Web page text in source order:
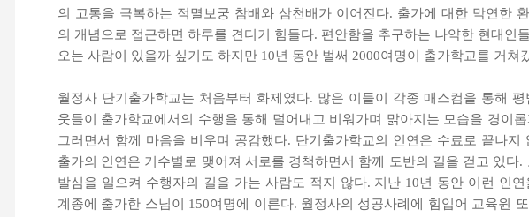
의 고통을 극복하는 적멸보궁 참배와 삼천배가 이어진다. 출가에 대한 막연한
의 개념으로 접근하면 하루를 견디기 힘들다. 편안함을 추구하는 나약한 현대인
오는 사람이 있을까 싶기도 하지만 10년 동안 벌써 2000여명이 출가학교를 거쳐
월정사 단기출가학교는 처음부터 화제였다. 많은 이들이 각종 매스컴을 통해 평
웃들이 출가학교에서의 수행을 통해 덜어내고 비워가며 맑아지는 모습을 경이
그러면서 함께 마음을 비우며 공감했다. 단기출가학교의 인연은 수료로 끝나지
출가의 인연은 기수별로 맺어져 서로를 경책하면서 함께 도반의 길을 걷고 있다.
발심을 일으켜 수행자의 길을 가는 사람도 적지 않다. 지난 10년 동안 이런 인연
계종에 출가한 스님이 150여명에 이른다. 월정사의 성공사례에 힘입어 교육원